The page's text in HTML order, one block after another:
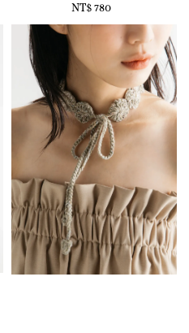
Regular
price
NT$ 780